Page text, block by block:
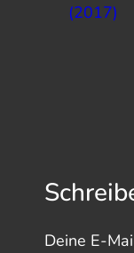
(2017)
Deine E-